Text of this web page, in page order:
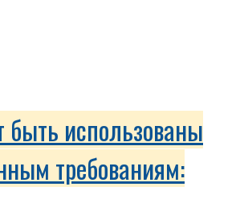
быть использованы
требованиям: